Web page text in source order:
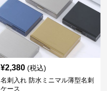
¥2,380 (税込)
名刺入れ 防水ミニマル薄型名刺
ケース